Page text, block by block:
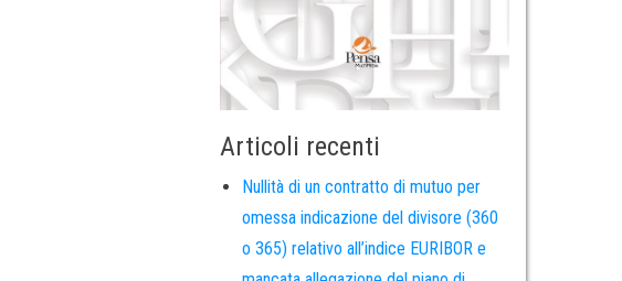
Articoli recenti
Nullità di un contratto di mutuo per
omessa indicazione del divisore (360
o 365) relativo all’indice EURIBOR e